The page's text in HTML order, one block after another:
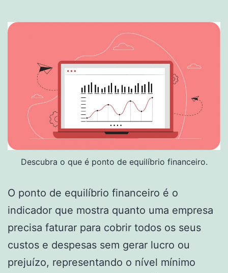
Descubra o que é ponto de equilíbrio financeiro.
O ponto de equilíbrio financeiro é o
indicador que mostra quanto uma empresa
precisa faturar para cobrir todos os seus
custos e despesas sem gerar lucro ou
prejuízo, representando o nível mínimo